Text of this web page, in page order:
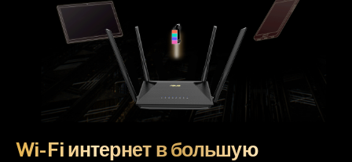
Wi-Fi интернет в большую